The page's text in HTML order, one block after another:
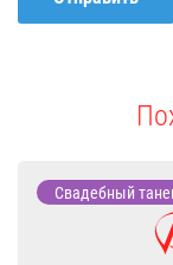
Свадебный